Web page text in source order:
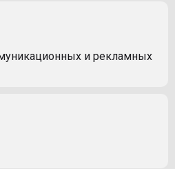
и рекламных